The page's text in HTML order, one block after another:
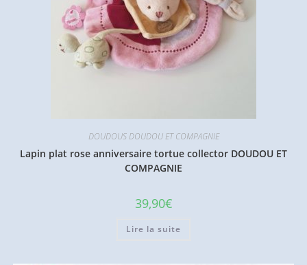
DOUDOUS DOUDOU ET COMPAGNIE
Lapin plat rose anniversaire tortue collector DOUDOU ET
COMPAGNIE
39,90€
Lire la suite